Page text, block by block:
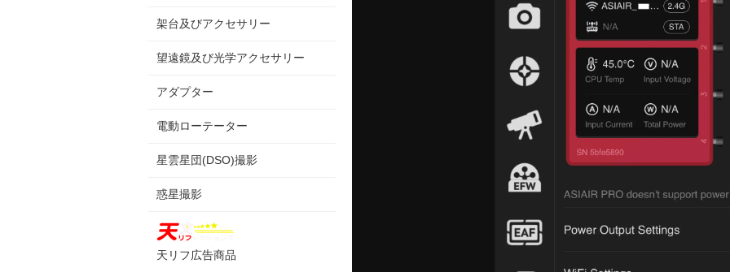
架台及びアクセサリー
望遠鏡及び光学アクセサリー
アダプター
電動ローテーター
星雲星団(DSO)撮影
惑星撮影
天リフ広告商品